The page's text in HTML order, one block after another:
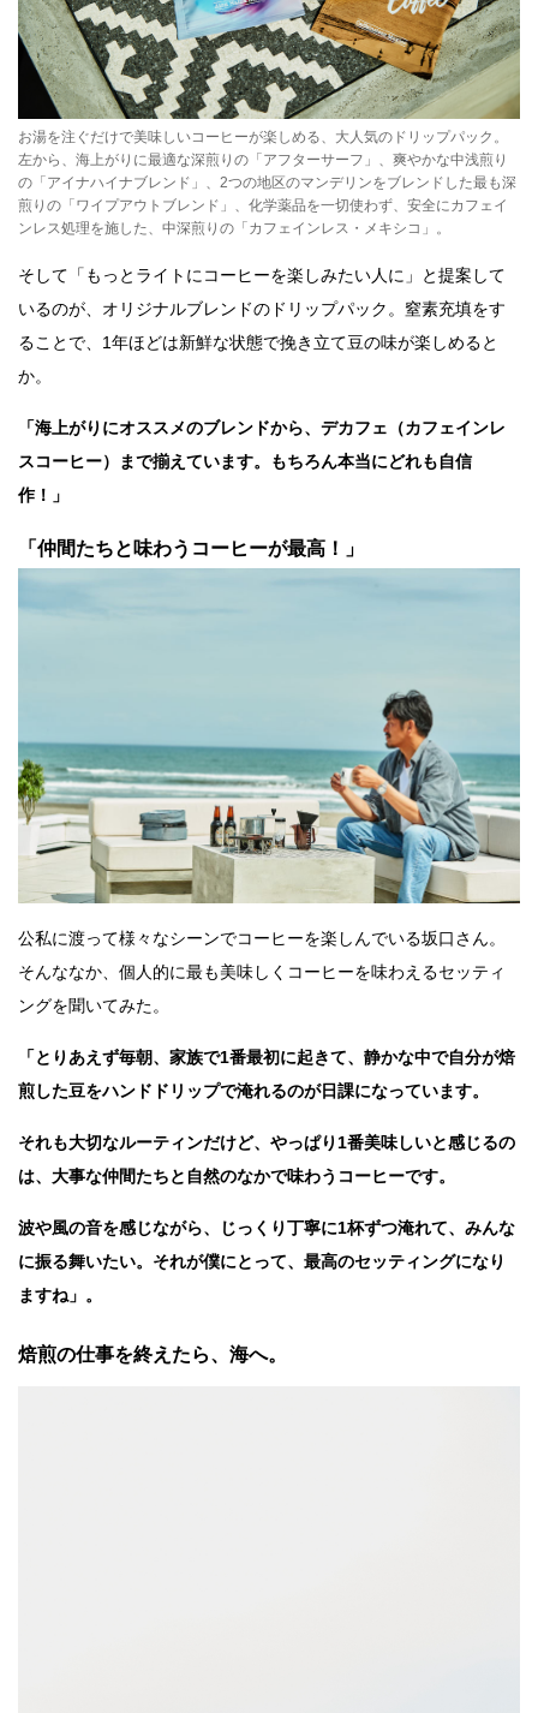
お湯を注ぐだけで美味しいコーヒーが楽しめる、大人気のドリップパック。
左から、海上がりに最適な深煎りの「アフターサーフ」、爽やかな中浅煎り
の「アイナハイナブレンド」、2つの地区のマンデリンをブレンドした最も深
煎りの「ワイプアウトブレンド」、化学薬品を一切使わず、安全にカフェイ
ンレス処理を施した、中深煎りの「カフェインレス・メキシコ」。
そして「もっとライトにコーヒーを楽しみたい人に」と提案して
いるのが、オリジナルブレンドのドリップパック。窒素充填をす
ることで、1年ほどは新鮮な状態で挽き立て豆の味が楽しめると
か。
「海上がりにオススメのブレンドから、デカフェ（カフェインレ
スコーヒー）まで揃えています。もちろん本当にどれも自信
作！」
「仲間たちと味わうコーヒーが最高！」
公私に渡って様々なシーンでコーヒーを楽しんでいる坂口さん。
そんななか、個人的に最も美味しくコーヒーを味わえるセッティ
ングを聞いてみた。
「とりあえず毎朝、家族で1番最初に起きて、静かな中で自分が焙
煎した豆をハンドドリップで淹れるのが日課になっています。
それも大切なルーティンだけど、やっぱり1番美味しいと感じるの
は、大事な仲間たちと自然のなかで味わうコーヒーです。
波や風の音を感じながら、じっくり丁寧に1杯ずつ淹れて、みんな
に振る舞いたい。それが僕にとって、最高のセッティングになり
ますね」。
焙煎の仕事を終えたら、海へ。